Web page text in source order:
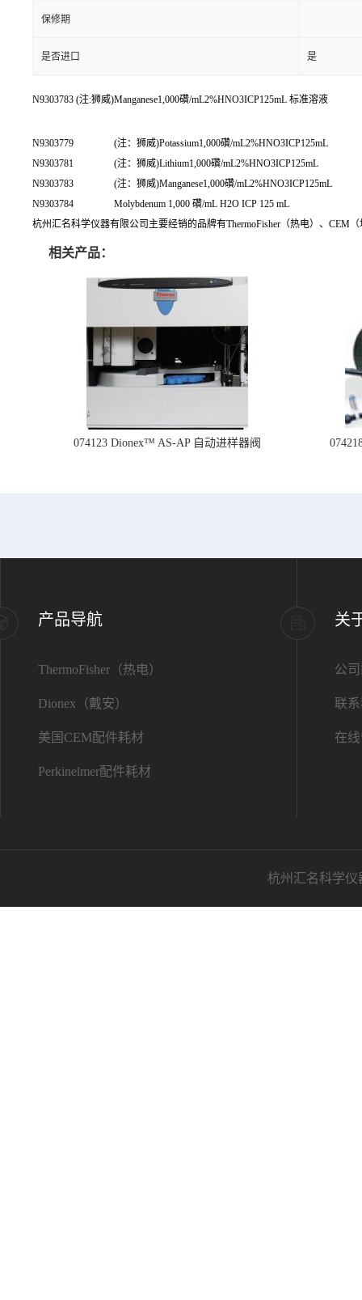
保修期
是否进口 是
N9303783 (注:狮威)Manganese1,000礸/mL2%HNO3ICP125mL 标准溶液
N9303779
(注：狮威)Potassium1,000礸/mL2%HNO3ICP125mL
N9303781
(注：狮威)Lithium1,000礸/mL2%HNO3ICP125mL
N9303783
(注：狮威)Manganese1,000礸/mL2%HNO3ICP125mL
N9303784
Molybdenum 1,000 礸/mL H2O ICP 125 mL
杭州汇名科学仪器有限公司主要经销的品牌有ThermoFisher（热电）、CEM
相关产品：
074123 Dionex™ AS-AP 自动进样器阀
产品导航
ThermoFisher（热电）
Dionex（戴安）
美国CEM配件耗材
Perkinelmer配件耗材
关
公
联
在
杭州汇名科学仪